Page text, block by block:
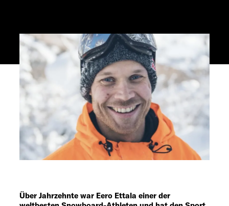
Fahrzeugfinder
Händlersuche
Explore
Service
Über Jahrzehnte war Eero Ettala einer der